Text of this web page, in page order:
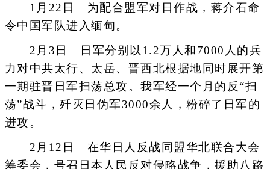
1月22日 为配合盟军对日作战，蒋介石命
令中国军队进入缅甸。
2月3日 日军分别以1.2万人和7000人的兵
力对中共太行、太岳、晋西北根据地同时展开第
一期驻晋日军扫荡总攻。我军经一个月的反“扫
荡”战斗，歼灭日伪军3000余人，粉碎了日军的
进攻。
2月12日 在华日人反战同盟华北联合大会
筹委会，号召日本人民反对侵略战争，援助八路